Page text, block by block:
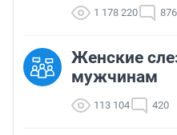
1 178 220 876
Женские
мужчинам
113 104 420